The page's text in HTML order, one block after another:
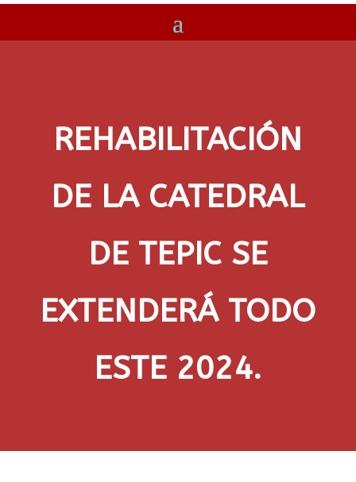
REHABILITACIÓN
DE LA CATEDRAL
DE TEPIC SE
EXTENDERÁ TODO
ESTE 2024.